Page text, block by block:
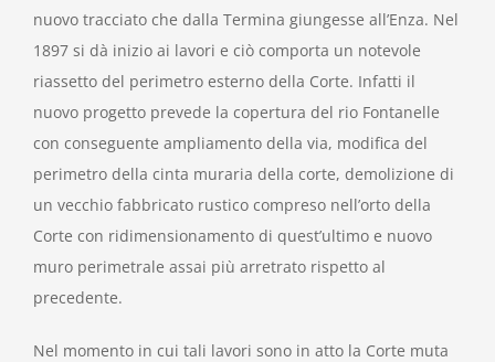
nuovo tracciato che dalla Termina giungesse all’Enza. Nel
1897 si dà inizio ai lavori e ciò comporta un notevole
riassetto del perimetro esterno della Corte. Infatti il
nuovo progetto prevede la copertura del rio Fontanelle
con conseguente ampliamento della via, modifica del
perimetro della cinta muraria della corte, demolizione di
un vecchio fabbricato rustico compreso nell’orto della
Corte con ridimensionamento di quest’ultimo e nuovo
muro perimetrale assai più arretrato rispetto al
precedente.
Nel momento in cui tali lavori sono in atto la Corte muta